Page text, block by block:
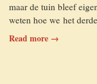
maar de tuin bleef
weten hoe we het
Read more →